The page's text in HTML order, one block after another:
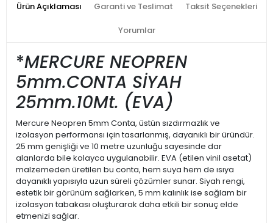
Ürün Açıklaması Garanti ve Teslimat Taksit Seçenekleri
Yorumlar
*MERCURE NEOPREN
5mm.CONTA SİYAH
25mm.10Mt. (EVA)
Mercure Neopren 5mm Conta, üstün sızdırmazlık ve
izolasyon performansı için tasarlanmış, dayanıklı bir üründür.
25 mm genişliği ve 10 metre uzunluğu sayesinde dar
alanlarda bile kolayca uygulanabilir. EVA (etilen vinil asetat)
malzemeden üretilen bu conta, hem suya hem de ısıya
dayanıklı yapısıyla uzun süreli çözümler sunar. Siyah rengi,
estetik bir görünüm sağlarken, 5 mm kalınlık ise sağlam bir
izolasyon tabakası oluşturarak daha etkili bir sonuç elde
etmenizi sağlar.